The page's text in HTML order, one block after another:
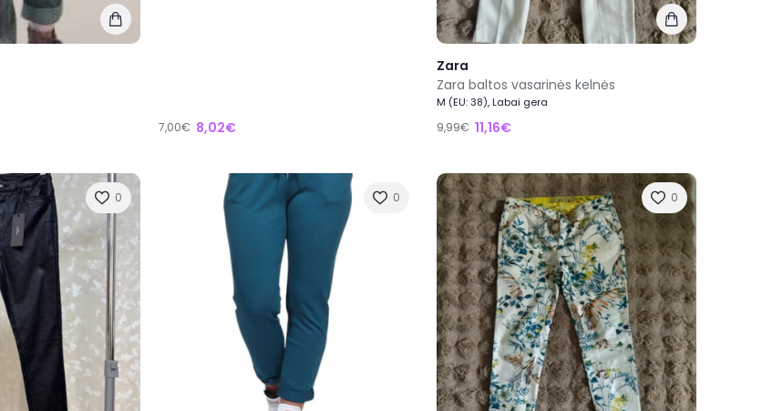
7,00€ 8,02€
Zara
Zara baltos vasarinės kelnės
M (EU: 38), Labai gera
9,99€ 11,16€
0 0 0